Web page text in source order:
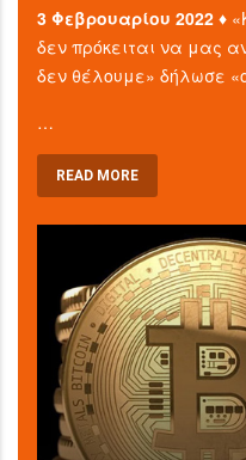
3 Φεβρουαρίου 2022 ♦
δεν πρόκειται να μας
δεν θέλουμε» δήλωσε
…
READ MORE